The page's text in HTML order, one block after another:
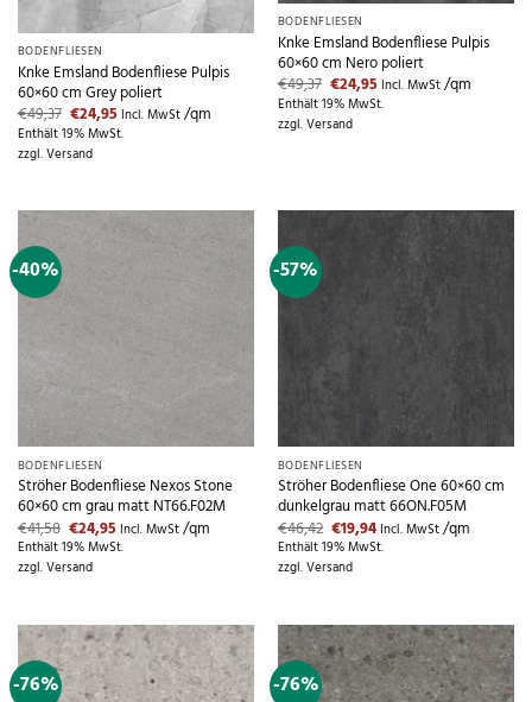
Nicht vorrätig
BODENFLIESEN
Knke Emsland Bodenfliese Pulpis
60×60 cm Grey poliert
€49,37 Ursprünglicher
Preis
war:
€49,37
€24,95Aktueller
Preis
ist:
Incl. MwSt/qm
Enthält 19% MwSt.
zzgl.Versand
BODENFLIESEN
Knke Emsland Bodenfliese Pulpis
60×60 cm Nero poliert
€49,37 Ursprünglicher
Preis
war:
€49,37
€24,95Aktueller
Preis
ist:
Incl. MwSt/qm
Enthält 19% MwSt.
zzgl.Versand
-40%
BODENFLIESEN
Ströher Bodenfliese Nexos Stone
60×60 cm grau matt NT66.F02M
€41,58 Ursprünglicher
Preis
war:
€41,58
€24,95Aktueller
Preis
ist:
Incl. MwSt/qm
Enthält 19% MwSt.
zzgl.Versand
-57%
BODENFLIESEN
Ströher Bodenfliese One 60×60 cm
dunkelgrau matt 66ON.F05M
€46,42 Ursprünglicher
Preis
war:
€46,42
€19,94Aktueller
Preis
ist:
Incl. MwSt/qm
Enthält 19% MwSt.
zzgl.Versand
-76% -76%